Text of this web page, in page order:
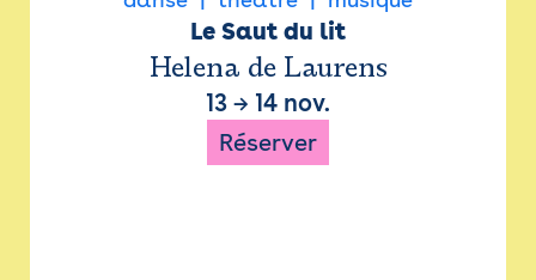
Le Saut du lit
Helena de Laurens
13 → 14 nov.
Réserver